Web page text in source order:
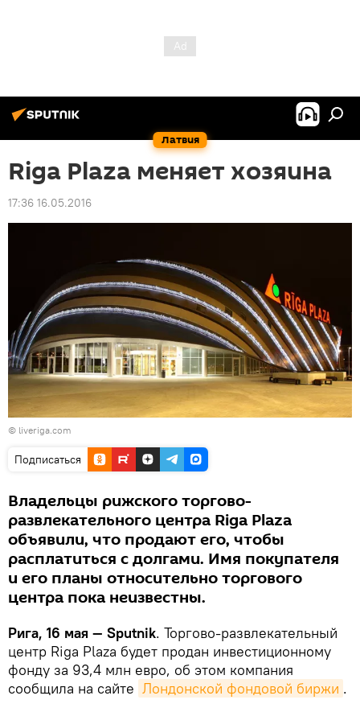
Латвия
Riga Plaza меняет хозяина
17:36 16.05.2016
© liveriga.com
Подписаться
Владельцы рижского торгово-
развлекательного центра Riga Plaza
объявили, что продают его, чтобы
расплатиться с долгами. Имя покупателя
и его планы относительно торгового
центра пока неизвестны.
Рига, 16 мая — Sputnik. Торгово-развлекательный
центр Riga Plaza будет продан инвестиционному
фонду за 93,4 млн евро, об этом компания
сообщила на сайте Лондонской фондовой биржи .